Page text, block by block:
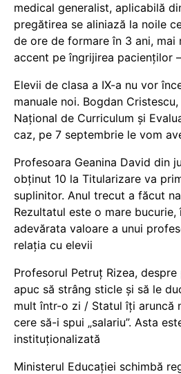
medical generalist, aplicabilă
pregătirea se aliniază la noile
de ore de formare în 3 ani, mai
accent pe îngrijirea pacienților
Elevii de clasa a IX-a nu vor
manuale noi. Bogdan
Național de Curriculum și
caz, pe 7 septembrie le vom
Profesoara Geanina David din
obținut 10 la Titularizare va
suplinitor. Anul trecut a făcut
Rezultatul este o mare bucurie,
adevărata valoare a unui
relația cu elevii
Profesorul Petruț Rizea,
apuc să strâng sticle și să le
mult într-o zi / Statul îți aruncă
cere să-i spui „salariu”. Asta
instituționalizată
Ministerul Educației schimbă